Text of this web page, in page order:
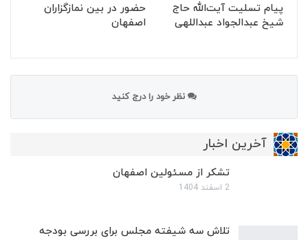
پیام تسلیت آیت‌الله حاج
شیخ عبدالجواد عبداللهی
حضور در بین نمازگزاران
اصفهان
نظر خود را درج کنید
آخرین اخبار
تشکر از مسئولین اصفهان
2 اسفند 1404
تلاش سه شیفته مجلس برای بررسی بودجه